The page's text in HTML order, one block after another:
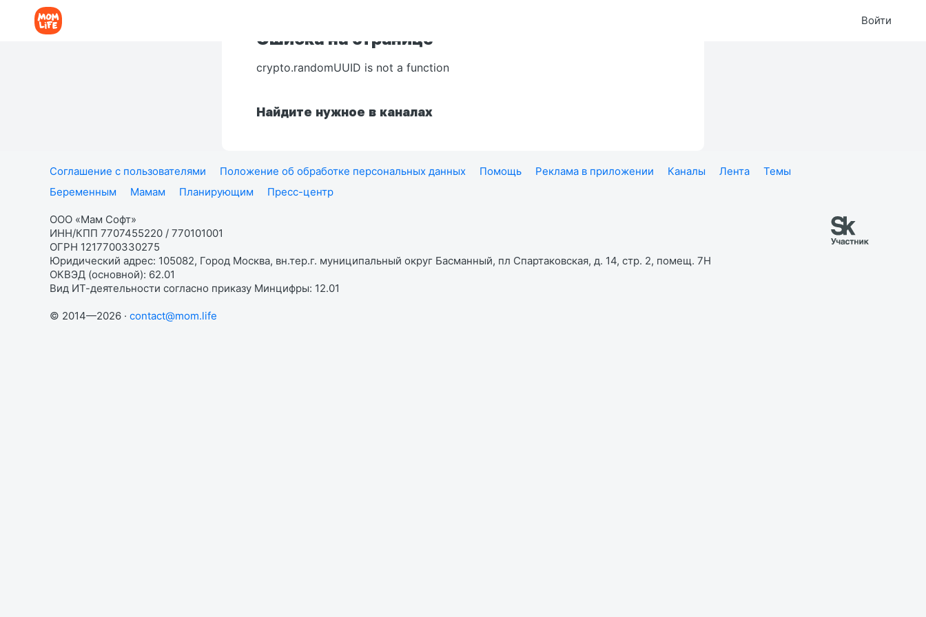
Войти
Ошибка на странице
crypto.randomUUID is not a function
Найдите нужное в каналах
Соглашение с пользователями Положение об обработке персональных данных Помощь Реклама в приложении Каналы Лента
Темы
Беременным
Мамам Планирующим Пресс-центр
ООО «Мам Софт»
ИНН/КПП 7707455220 / 770101001
ОГРН 1217700330275
Юридический адрес: 105082, Город Москва, вн.тер.г. муниципальный округ Басманный, пл Спартаковская, д. 14, стр. 2, помещ. 7Н
ОКВЭД (основной): 62.01
Вид ИТ-деятельности согласно приказу Минцифры: 12.01
© 2014—2026 · contact@mom.life